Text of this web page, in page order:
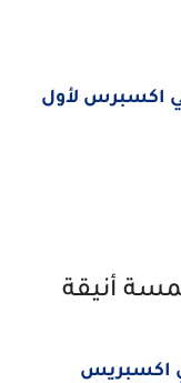
اكسبرس لأول
أنيقة
اكسبريس